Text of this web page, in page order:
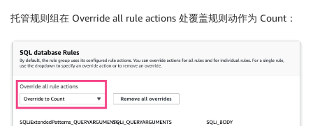
托管规则组在 Override all rule actions 处覆盖规则动作为 Count：